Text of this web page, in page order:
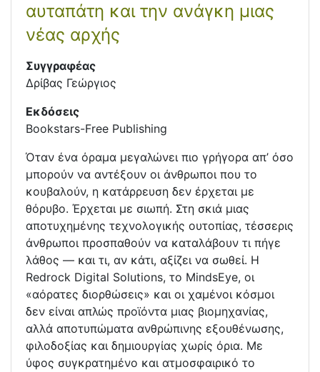
αυταπάτη και την ανάγκη μιας
νέας αρχής
Συγγραφέας
Δρίβας Γεώργιος
Εκδόσεις
Bookstars-Free Publishing
Όταν ένα όραμα μεγαλώνει πιο γρήγορα απ’ όσο
μπορούν να αντέξουν οι άνθρωποι που το
κουβαλούν, η κατάρρευση δεν έρχεται με
θόρυβο. Έρχεται με σιωπή. Στη σκιά μιας
αποτυχημένης τεχνολογικής ουτοπίας, τέσσερις
άνθρωποι προσπαθούν να καταλάβουν τι πήγε
λάθος — και τι, αν κάτι, αξίζει να σωθεί. Η
Redrock Digital Solutions, το MindsEye, οι
«αόρατες διορθώσεις» και οι χαμένοι κόσμοι
δεν είναι απλώς προϊόντα μιας βιομηχανίας,
αλλά αποτυπώματα ανθρώπινης εξουθένωσης,
φιλοδοξίας και δημιουργίας χωρίς όρια. Με
ύφος συγκρατημένο και ατμοσφαιρικό το